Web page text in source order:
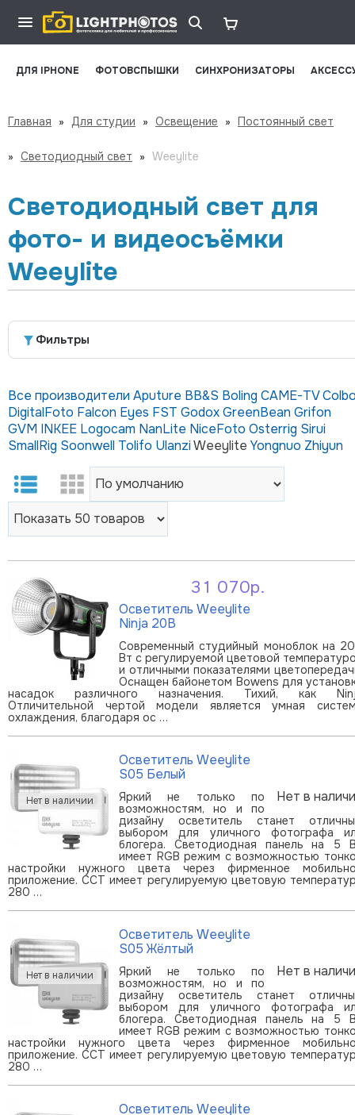
ДЛЯ IPHONE ФОТОВСПЫШКИ СИНХРОНИЗАТОРЫ
Главная » Для студии » Освещение » Постоянный свет
» Светодиодный свет » Weeylite
Светодиодный свет для
фото- и видеосъёмки
Weeylite
Фильтры
Все производители Aputure BB&S Boling CAME-TV
DigitalFoto Falcon Eyes FST GodoxGreenBean Grifon
GVM INKEE Logocam NanLite NiceFoto Osterrig Sirui
SmallRig Soonwell Tolifo UlanziWeeylite Yongnuo Zhiyun
31 070р.
Осветитель Weeylite
Ninja 20B
Современный студийный моноблок на
Вт с регулируемой цветовой
и отличными показателями
Оснащен байонетом Bowens для
насадок различного назначения. Тихий, как
Отличительной чертой модели является умная
охлаждения, благодаря ос …
Нет в
Осветитель Weeylite
S05 Белый
Яркий не только по
возможностям, но и по
дизайну осветитель станет
выбором для уличного фотографа
блогера. Светодиодная панель на 5
имеет RGB режим с возможностью
настройки нужного цвета через фирменное
приложение. CCT имеет регулируемую цветовую
280 …
Нет в
Осветитель Weeylite
S05 Жёлтый
Яркий не только по
возможностям, но и по
дизайну осветитель станет
выбором для уличного фотографа
блогера. Светодиодная панель на 5
имеет RGB режим с возможностью
настройки нужного цвета через фирменное
приложение. CCT имеет регулируемую цветовую
280 …
Осветитель Weeylite